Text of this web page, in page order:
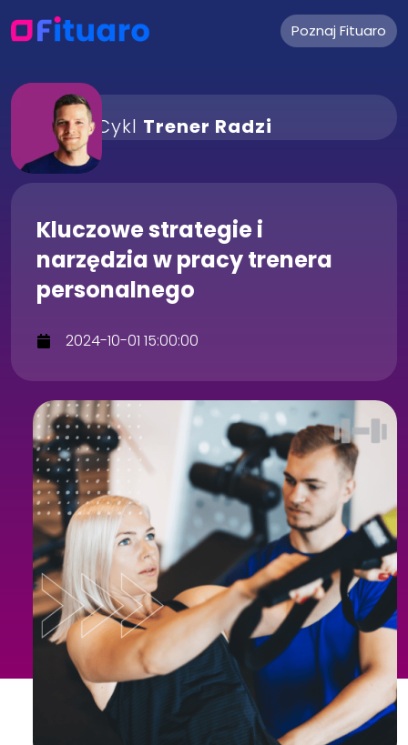
Poznaj Fituaro
Cykl Trener Radzi
Kluczowe strategie i
narzędzia w pracy trenera
personalnego
2024-10-01 15:00:00